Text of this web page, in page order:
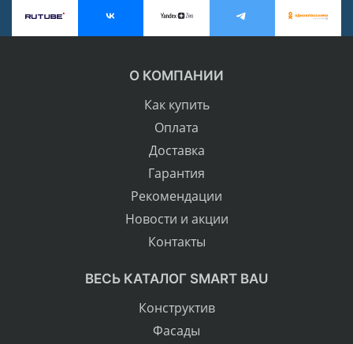
О КОМПАНИИ
Как купить
Оплата
Доставка
Гарантия
Рекомендации
Новости и акции
Контакты
ВЕСЬ КАТАЛОГ SMART BAU
Конструктив
Фасады